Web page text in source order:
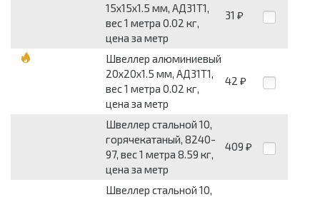
15x15x1.5 мм, АД31Т1,
вес 1 метра 0.02 кг,
цена за метр
31 ₽
Швеллер алюминиевый
20x20x1.5 мм, АД31Т1,
вес 1 метра 0.02 кг,
цена за метр
42 ₽
Швеллер стальной 10,
горячекатаный, 8240-
97, вес 1 метра 8.59 кг,
цена за метр
409 ₽
Швеллер стальной 10,